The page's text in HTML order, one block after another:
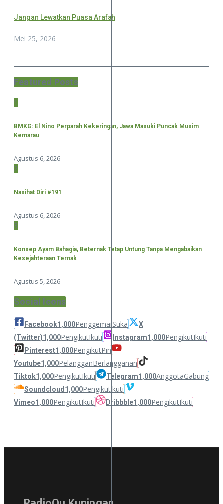
Jangan Lewatkan Puasa Arafah
Mei 25, 2026
Featured Posts
1
BMKG: El Nino Perparah Kekeringan, Jawa Masuki Puncak Musim
Kemarau
Agustus 6, 2026
2
Nasihat Diri #191
Agustus 6, 2026
3
Konsep Ayam Bahagia, Beternak Tetap Untung Tanpa Mengabaikan
Kesejahteraan Ternak
Agustus 5, 2026
Social Icons
Facebook1,000PenggemarSuka
X
(Twitter)1,000PengikutIkuti Instagram1,000PengikutIkuti
Pinterest1,000PengikutPin
Youtube1,000PelangganBerlangganan
Tiktok1,000PengikutIkuti Telegram1,000AnggotaGabung
Soundcloud 1,000PengikutIkuti
Vimeo1,000PengikutIkuti Dribbble1,000PengikutIkuti